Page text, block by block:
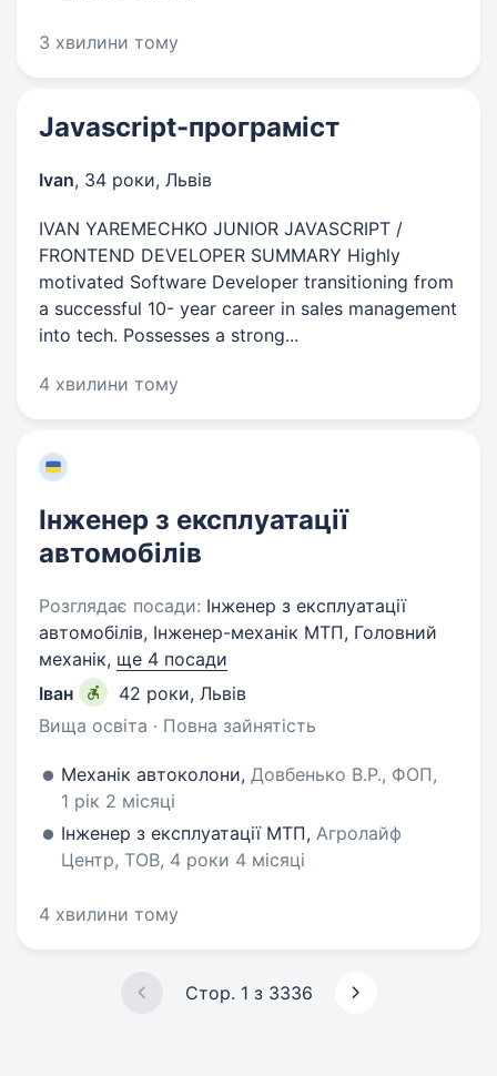
3 хвилини тому
Javascript-програміст
Ivan, 34 роки, Львів
IVAN YAREMECHKO JUNIOR JAVASCRIPT /
FRONTEND DEVELOPER SUMMARY Highly
motivated Software Developer transitioning from
a successful 10- year career in sales management
into tech. Possesses a strong...
4 хвилини тому
Інженер з експлуатації
автомобілів
Розглядає посади: Інженер з експлуатації
автомобілів, Інженер-механік МТП, Головний
механік, ще 4 посади
Іван
42 роки, Львів
Вища освіта · Повна зайнятість
Механік автоколони, Довбенько В.Р., ФОП,
1 рік 2 місяці
Інженер з експлуатації МТП, Агролайф
Центр, ТОВ, 4 роки 4 місяці
4 хвилини тому
Стор. 1 з 3336